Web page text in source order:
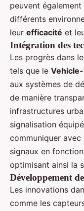
peuvent
différents
leur efficacité et
Intégration des
Les progrès dans
tels que le
aux systèmes de
de manière
infrastructures
signalisation
communiquer
signaux en
optimisant ainsi la
Développement
Les innovations
comme les